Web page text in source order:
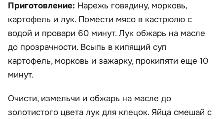
Приготовление: Нарежь говядину, морковь,
картофель и лук. Помести мясо в кастрюлю с
водой и провари 60 минут. Лук обжарь на масле
до прозрачности. Всыпь в кипящий суп
картофель, морковь и зажарку, прокипяти еще 10
минут.
Очисти, измельчи и обжарь на масле до
золотистого цвета лук для клецок. Яйца смешай с